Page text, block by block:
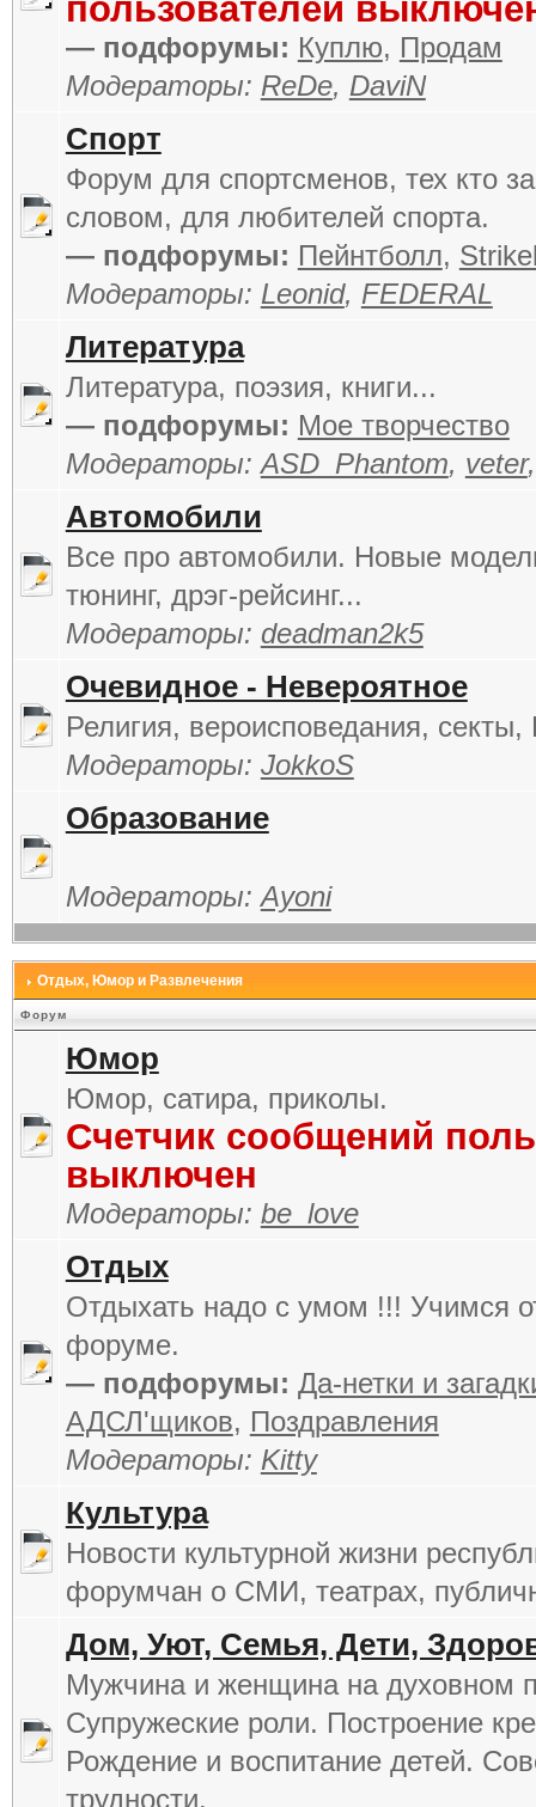
пользователей
— подфорумы: Куплю, Продам
Модераторы: ReDe, DaviN
Спорт
Форум для спортсменов, тех кто
словом, для любителей спорта.
— подфорумы: Пейнтболл,
Модераторы: Leonid, FEDERAL
Литература
Литература, поэзия, книги...
— подфорумы: Мое творчество
Модераторы:ASD_Phantom, veter
Автомобили
Все про автомобили. Новые
тюнинг, дрэг-рейсинг...
Модераторы: deadman2k5
Очевидное - Невероятное
Религия, вероисповедания,
Модераторы: JokkoS
Образование
Модераторы:Ayoni
Отдых, Юмор и Развлечения
Форум
Юмор
Юмор, сатира, приколы.
Счетчик сообщений
выключен
Модераторы: be_love
Отдых
Отдыхать надо с умом !!! Учимся
форуме.
— подфорумы: Да-нетки и
АДСЛ'щиков, Поздравления
Модераторы: Kitty
Культура
Новости культурной жизни
форумчан о СМИ, театрах,
Дом, Уют, Семья, Дети,
Мужчина и женщина на духовном
Супружеские роли. Построение
Рождение и воспитание детей.
трудности.